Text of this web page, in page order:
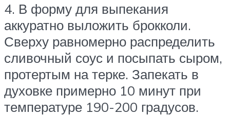
4. В форму для выпекания
аккуратно выложить брокколи.
Сверху равномерно распределить
сливочный соус и посыпать сыром,
протертым на терке. Запекать в
духовке примерно 10 минут при
температуре 190-200 градусов.